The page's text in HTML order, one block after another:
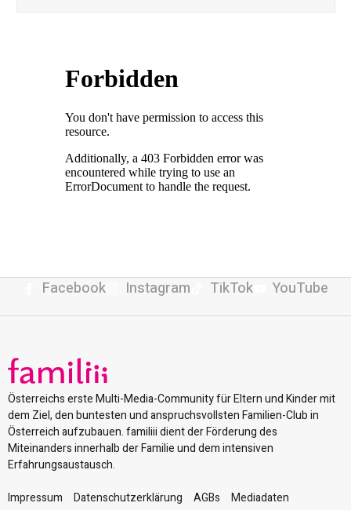
Facebook Instagram TikTok YouTube
Österreichs erste Multi-Media-Community für Eltern und Kinder mit
dem Ziel, den buntesten und anspruchsvollsten Familien-Club in
Österreich aufzubauen. familiii dient der Förderung des
Miteinanders innerhalb der Familie und dem intensiven
Erfahrungsaustausch.
Impressum
Datenschutzerklärung AGBs Mediadaten